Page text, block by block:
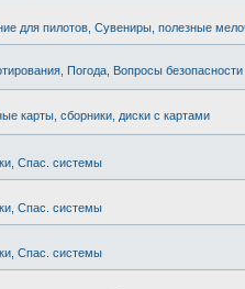
для пилотов, Сувениры, полезные
Погода, Вопросы безопасности
карты, сборники, диски с картами
Спас. системы
Спас. системы
Спас. системы